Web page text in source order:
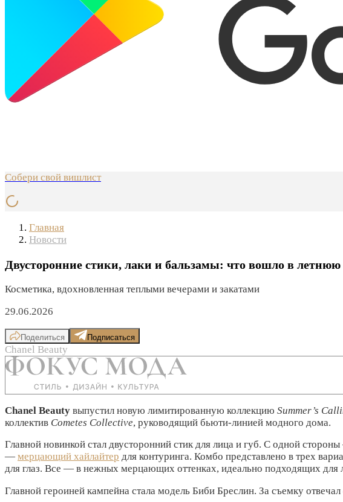
Собери свой вишлист
Главная
Новости
Двусторонние стики, лаки и бальзамы: что вошло в
Косметика, вдохновленная теплыми вечерами и закатами
29.06.2026
Поделиться Подписаться
Chanel Beauty
Chanel Beauty выпустил новую лимитированную коллекцию Summer’s
коллектив Cometes Collective, руководящий бьюти-линией модного дома.
Главной новинкой стал двусторонний стик для лица и губ. С одной
— мерцающий хайлайтер для контуринга. Комбо представлено в трех
для глаз. Все — в нежных мерцающих оттенках, идеально подходящих для
Главной героиней кампейна стала модель Биби Бреслин. За съемку